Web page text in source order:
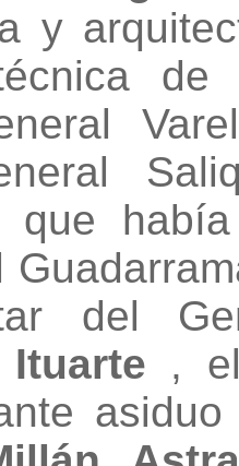
y
que
del
,